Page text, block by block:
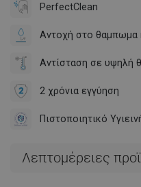
PerfectClean
Αντοχή στο θαμπωμα
Αντίσταση σε υψηλή
2 χρόνια εγγύηση
Πιστοποιητικό
Λεπτομέρειες